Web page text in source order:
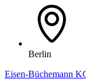
Berlin
Eisen-Büchemann